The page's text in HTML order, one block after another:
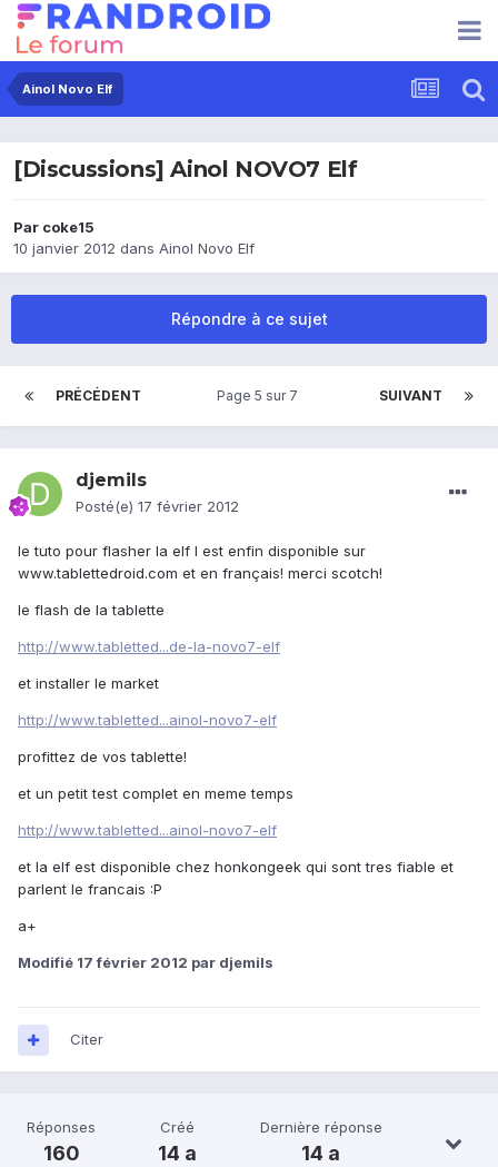
Ainol Novo Elf
[Discussions] Ainol NOVO7 Elf
Par coke15
10 janvier 2012 dans Ainol Novo Elf
Répondre à ce sujet
PRÉCÉDENT SUIVANT
Page 5 sur 7
djemils
Posté(e) 17 février 2012
le tuto pour flasher la elf l est enfin disponible sur
www.tablettedroid.com et en français! merci scotch!
le flash de la tablette
http://www.tabletted...de-la-novo7-elf
et installer le market
http://www.tabletted...ainol-novo7-elf
profittez de vos tablette!
et un petit test complet en meme temps
http://www.tabletted...ainol-novo7-elf
et la elf est disponible chez honkongeek qui sont tres fiable et
parlent le francais :P
a+
Modifié 17 février 2012 par djemils
Citer
Réponses
160
Créé
14 a
Dernière réponse
14 a